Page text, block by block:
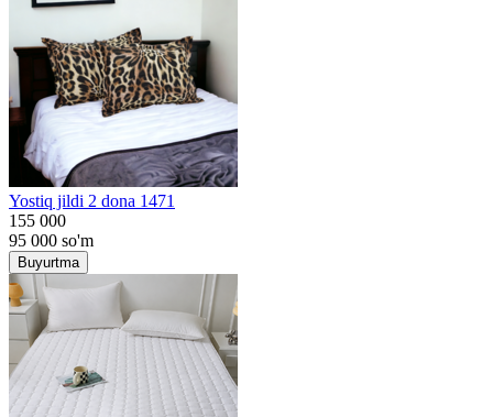
Yostiq jildi 2 dona 1471
155 000
95 000 so'm
Buyurtma